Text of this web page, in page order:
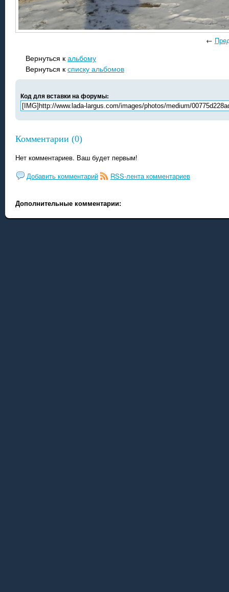
←
Вернуться к альбому
Вернуться к списку альбомов
Код для вставки на форумы:
Комментарии (0)
Нет комментариев. Ваш будет первым!
Добавить комментарий
RSS-лента комментариев
Дополнительные комментарии: